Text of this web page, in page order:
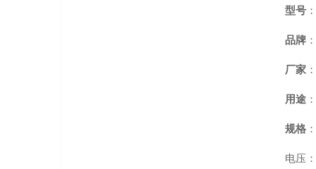
型号
品牌
厂家
用途
规格 ：
电压